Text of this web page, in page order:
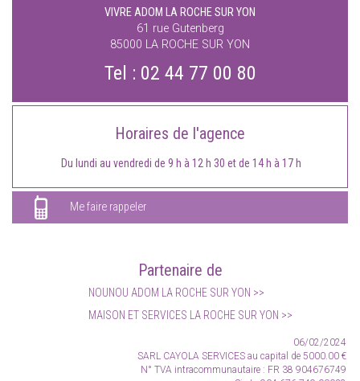
VIVRE ADOM LA ROCHE SUR YON
61 rue Gutenberg
85000 LA ROCHE SUR YON
Tel : 02 44 77 00 80
Horaires de l'agence
Du lundi au vendredi de 9 h à 12 h 30 et de 14 h à 17 h
Me faire rappeler
Partenaire de
NOUNOU ADOM LA ROCHE SUR YON
MAISON ET SERVICES LA ROCHE SUR YON
06/02/2024
SARL CAYOLA SERVICES au capital de 5000.00 €
N° TVA intracommunautaire : FR 38 904676749